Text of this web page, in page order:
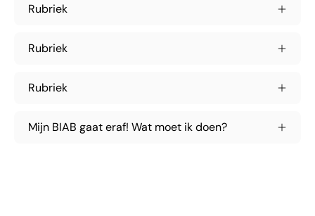
Rubriek
Rubriek
Rubriek
Mijn BIAB gaat eraf! Wat moet ik doen?